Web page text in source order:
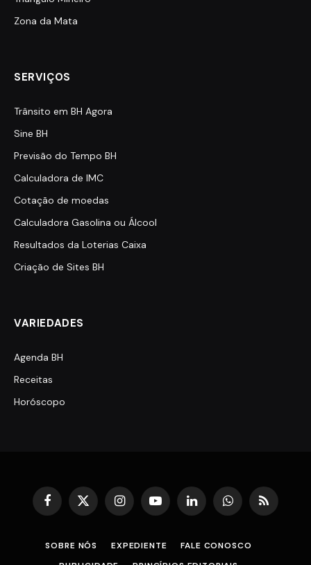
Zona da Mata
SERVIÇOS
Trânsito em BH Agora
Sine BH
Previsão do Tempo BH
Calculadora de IMC
Cotação de moedas
Calculadora Gasolina ou Álcool
Resultados da Loterias Caixa
Criação de Sites BH
VARIEDADES
Agenda BH
Receitas
Horóscopo
Facebook
X
(Twitter)
InstagramYouTubeLinkedInWhatsAppRSS
SOBRE NÓS EXPEDIENTE
FALE CONOSCO